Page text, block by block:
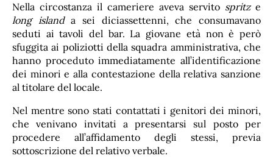
Nella circostanza il cameriere aveva servito spritze
long islanda sei diciassettenni, che consumavano
seduti ai tavoli del bar. La giovane età non è però
sfuggita ai poliziotti della squadra amministrativa, che
hanno proceduto immediatamente all’identificazione
dei minori e alla contestazione della relativa sanzione
al titolare del locale.
Nel mentre sono stati contattati i genitori dei minori,
che venivano invitati a presentarsi sul posto per
procedere all’affidamento degli stessi, previa
sottoscrizione del relativo verbale.